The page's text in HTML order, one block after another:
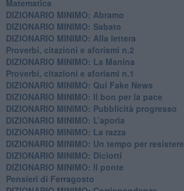
​Matematica
DIZIONARIO MINIMO: Abramo
DIZIONARIO MINIMO: Sabato
​DIZIONARIO MINIMO: Alla lettera
Proverbi, citazioni e aforismi n.2
DIZIONARIO MINIMO: La Manina
​Proverbi, citazioni e aforismi n.1
DIZIONARIO MINIMO: Qui Fake News
DIZIONARIO MINIMO: ​Il bon per la pace
DIZIONARIO MINIMO: Pubblicità progresso
DIZIONARIO MINIMO: L’aporìa
DIZIONARIO MINIMO: La razza
DIZIONARIO MINIMO: Un tempo per resistere
DIZIONARIO MINIMO: Diciotti
DIZIONARIO MINIMO: Il ponte
Pensieri di Ferragosto